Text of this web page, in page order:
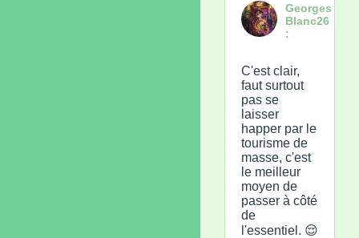
Georges
Blanc26
:
C'est clair,
faut surtout
pas se
laisser
happer par le
tourisme de
masse, c'est
le meilleur
moyen de
passer à côté
de
l'essentiel. 😌